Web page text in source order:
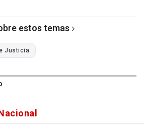
estos temas
Justicia